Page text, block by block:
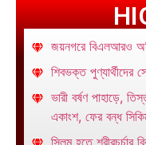
জয়নগরে বিএলআরও
শিবভক্ত পুণ্যার্থীদের
ভারী বর্ষণ পাহাড়ে,
একাংশ, ফের বন্ধ